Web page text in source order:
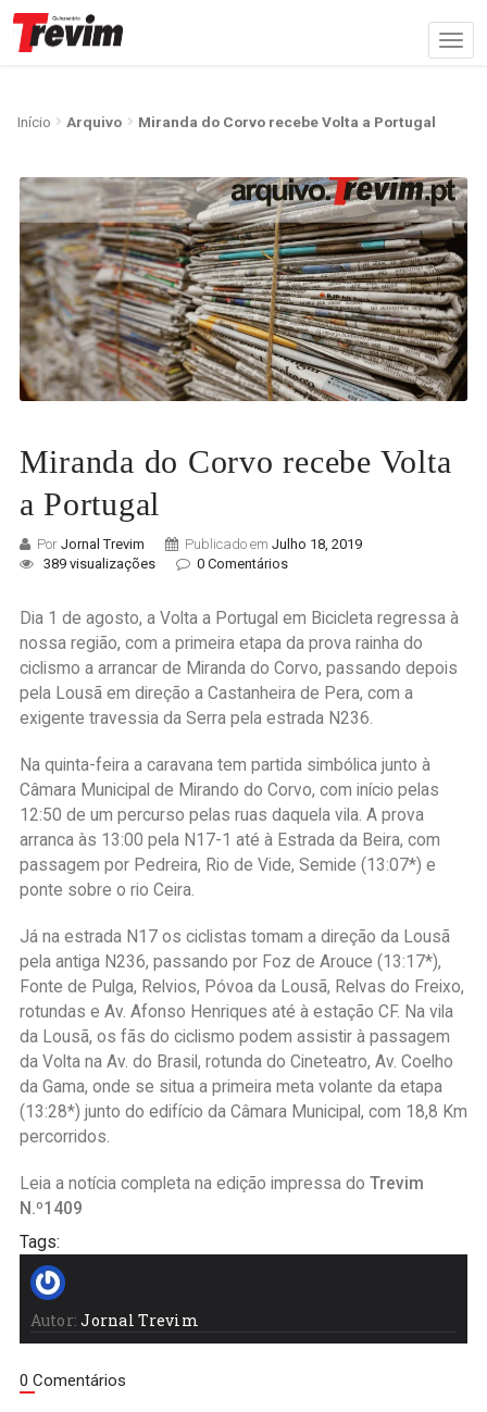
Início Arquivo Miranda do Corvo recebe Volta a Portugal
Miranda do Corvo recebe Volta
a Portugal
Por Jornal Trevim Publicado em Julho 18, 2019
389 visualizações
0 Comentários
Dia 1 de agosto, a Volta a Portugal em Bicicleta regressa à
nossa região, com a primeira etapa da prova rainha do
ciclismo a arrancar de Miranda do Corvo, passando depois
pela Lousã em direção a Castanheira de Pera, com a
exigente travessia da Serra pela estrada N236.
Na quinta-feira a caravana tem partida simbólica junto à
Câmara Municipal de Mirando do Corvo, com início pelas
12:50 de um percurso pelas ruas daquela vila. A prova
arranca às 13:00 pela N17-1 até à Estrada da Beira, com
passagem por Pedreira, Rio de Vide, Semide (13:07*) e
ponte sobre o rio Ceira.
Já na estrada N17 os ciclistas tomam a direção da Lousã
pela antiga N236, passando por Foz de Arouce (13:17*),
Fonte de Pulga, Relvios, Póvoa da Lousã, Relvas do Freixo,
rotundas e Av. Afonso Henriques até à estação CF. Na vila
da Lousã, os fãs do ciclismo podem assistir à passagem
da Volta na Av. do Brasil, rotunda do Cineteatro, Av. Coelho
da Gama, onde se situa a primeira meta volante da etapa
(13:28*) junto do edifício da Câmara Municipal, com 18,8 Km
percorridos.
Leia a notícia completa na edição impressa do Trevim
N.º1409
Tags:
Autor: Jornal Trevim
0 Comentários